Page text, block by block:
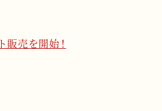
販売を開始！